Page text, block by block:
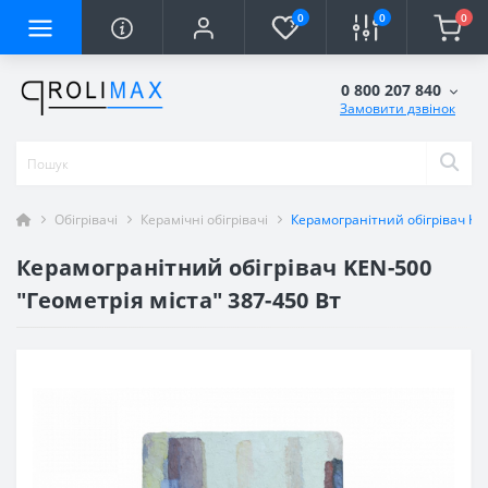
0 0 0
0 800 207 840
Замовити дзвінок
Обігрівачі Керамічні обігрівачі Керамогранітний обігрівач
Керамогранітний обігрівач KEN-500
"Геометрія міста" 387-450 Вт